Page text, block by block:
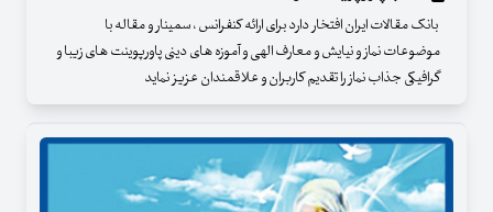
بانک مقالات ایران افتخار دارد برای ارائه کنفرانس ، سمینار و مقاله با
موضوعات نماز و نیایش و معارف الهی و آموزه های دینی پاورپوینت های زیبا و
گرافیکی جذاب نماز را تقدیم کاربران و علاقمندان عزیز نماید